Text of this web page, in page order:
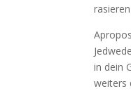
in dein
weiters